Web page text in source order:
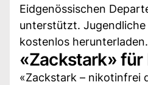
Eidgenössischen
unterstützt.
kostenlos herunterladen.
«Zackstark» für
«Zackstark – nikotinfrei